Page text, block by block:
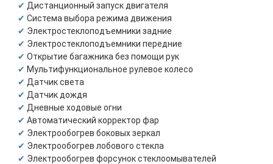
Дистанционный запуск двигателя
Система выбора режима движения
Электростеклоподъемники задние
Электростеклоподъемники передние
Открытие багажника без помощи рук
Мультифункциональное рулевое колесо
Датчик света
Датчик дождя
Дневные ходовые огни
Автоматический корректор фар
Электрообогрев боковых зеркал
Электрообогрев лобового стекла
Электрообогрев форсунок стеклоомывателей